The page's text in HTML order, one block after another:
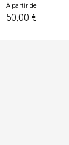
À partir de
50,00 €